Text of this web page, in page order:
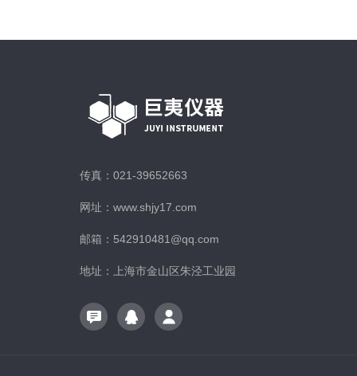
传真：021-39652663
网址：www.shjy17.com
邮箱：542910481@qq.com
地址：上海市金山区朱泾工业园